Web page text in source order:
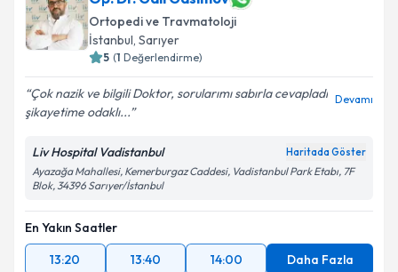
Ortopedi ve Travmatoloji
İstanbul, Sarıyer
5 (1 Değerlendirme)
Çok nazik ve bilgili Doktor, sorularımı sabırla cevapladı
şikayetime odaklı...
Devamı
Liv Hospital Vadistanbul Haritada Göster
Ayazağa Mahallesi, Kemerburgaz Caddesi, Vadistanbul Park Etabı, 7F
Blok, 34396 Sarıyer/İstanbul
En Yakın Saatler
13:20
13:40 14:00 Daha Fazla